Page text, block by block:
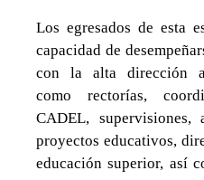
Los egresados de esta
capacidad de
con la alta dirección
como rectorías,
CADEL, supervisiones,
proyectos educativos,
educación superior, así